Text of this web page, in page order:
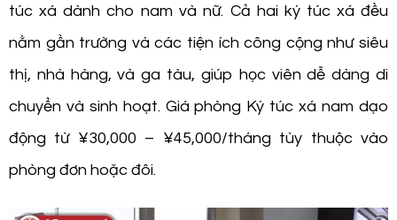
túc xá dành cho nam và nữ. Cả hai ký túc xá đều
nằm gần trường và các tiện ích công cộng như siêu
thị, nhà hàng, và ga tàu, giúp học viên dễ dàng di
chuyển và sinh hoạt. Giá phòng Ký túc xá nam dạo
động từ ¥30,000 – ¥45,000/tháng tùy thuộc vào
phòng đơn hoặc đôi.